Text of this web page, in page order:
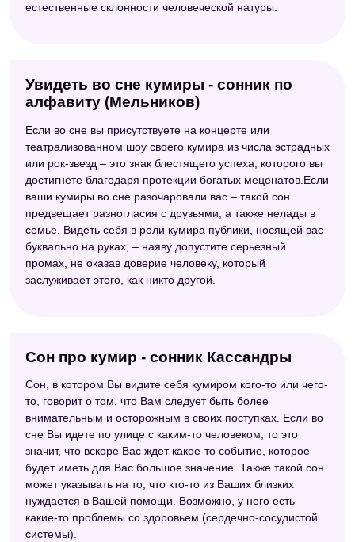
естественные склонности человеческой натуры.
Увидеть во сне кумиры - сонник по
алфавиту (Мельников)
Если во сне вы присутствуете на концерте или
театрализованном шоу своего кумира из числа эстрадных
или рок-звезд – это знак блестящего успеха, которого вы
достигнете благодаря протекции богатых меценатов.Если
ваши кумиры во сне разочаровали вас – такой сон
предвещает разногласия с друзьями, а также нелады в
семье. Видеть себя в роли кумира публики, носящей вас
буквально на руках, – наяву допустите серьезный
промах, не оказав доверие человеку, который
заслуживает этого, как никто другой.
Сон про кумир - сонник Кассандры
Сон, в котором Вы видите себя кумиром кого-то или чего-
то, говорит о том, что Вам следует быть более
внимательным и осторожным в своих поступках. Если во
сне Вы идете по улице с каким-то человеком, то это
значит, что вскоре Вас ждет какое-то событие, которое
будет иметь для Вас большое значение. Также такой сон
может указывать на то, что кто-то из Ваших близких
нуждается в Вашей помощи. Возможно, у него есть
какие-то проблемы со здоровьем (сердечно-сосудистой
системы).